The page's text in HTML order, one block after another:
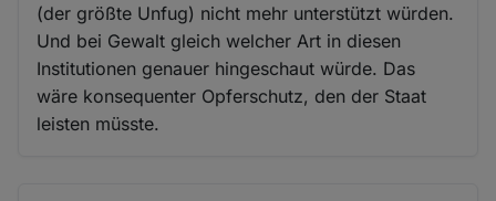
(der größte Unfug) nicht mehr unterstützt würden.
Und bei Gewalt gleich welcher Art in diesen
Institutionen genauer hingeschaut würde. Das
wäre konsequenter Opferschutz, den der Staat
leisten müsste.